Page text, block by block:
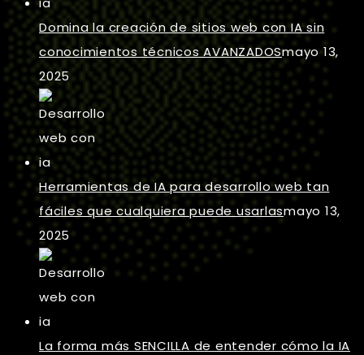
Domina la creación de sitios web con IA sin
conocimientos técnicos AVANZADOSmayo 13,
2025
Herramientas de IA para desarrollo web tan
fáciles que cualquiera puede usarlasmayo 13,
2025
La forma más SENCILLA de entender cómo la IA